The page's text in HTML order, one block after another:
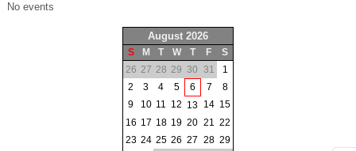
No events
August 2026
S M T W T F
S
26 27 28 29 30 31
1
2
3 4 5 6 7
8
9
10 11 12 13 14 15
16 17 18 19 20 21 22
23 24 25 26 27 28 29